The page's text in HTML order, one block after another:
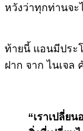
หวังว่าทุกท่านจ
ท้ายนี้ แอนมีประ
ฝาก จาก ไนเจล
“เราเปลี่ย